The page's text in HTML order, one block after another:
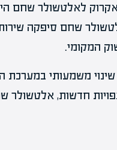
לאלטשולר שחם
שחם סיפקה
המקומי.
משמעותי במערכת
חדשות,